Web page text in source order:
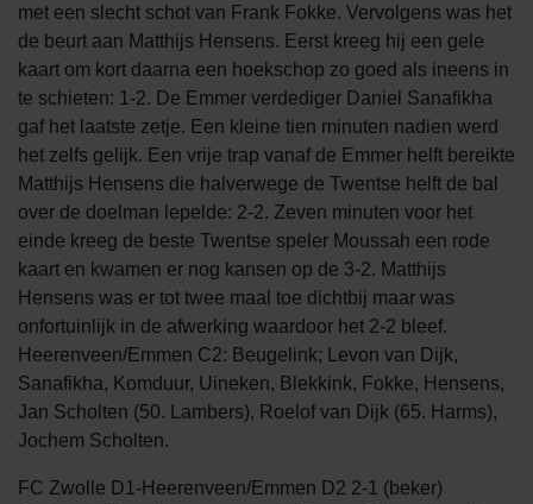
met een slecht schot van Frank Fokke. Vervolgens was het
de beurt aan Matthijs Hensens. Eerst kreeg hij een gele
kaart om kort daarna een hoekschop zo goed als ineens in
te schieten: 1-2. De Emmer verdediger Daniel Sanafikha
gaf het laatste zetje. Een kleine tien minuten nadien werd
het zelfs gelijk. Een vrije trap vanaf de Emmer helft bereikte
Matthijs Hensens die halverwege de Twentse helft de bal
over de doelman lepelde: 2-2. Zeven minuten voor het
einde kreeg de beste Twentse speler Moussah een rode
kaart en kwamen er nog kansen op de 3-2. Matthijs
Hensens was er tot twee maal toe dichtbij maar was
onfortuinlijk in de afwerking waardoor het 2-2 bleef.
Heerenveen/Emmen C2: Beugelink; Levon van Dijk,
Sanafikha, Komduur, Uineken, Blekkink, Fokke, Hensens,
Jan Scholten (50. Lambers), Roelof van Dijk (65. Harms),
Jochem Scholten.
FC Zwolle D1-Heerenveen/Emmen D2 2-1 (beker)